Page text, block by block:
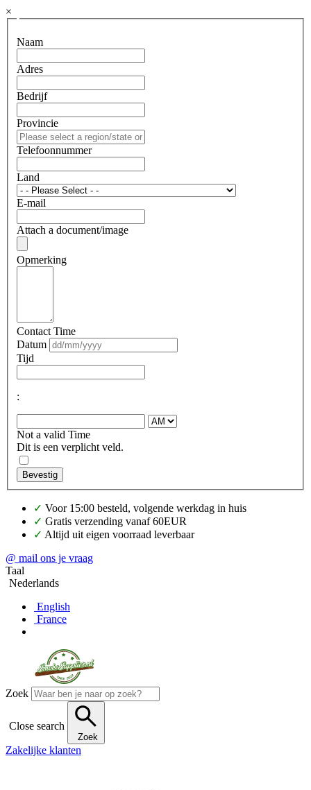
×
Naam
Adres
Bedrijf
Provincie
Telefoonnummer
Land
E-mail
Attach a document/image
Opmerking
Contact Time
Datum
Tijd
:
Not a valid Time
Dit is een verplicht veld.
Bevestig
✓ Voor 15:00 besteld, volgende werkdag in huis
✓ Gratis verzending vanaf 60EUR
✓ Altijd uit eigen voorraad leverbaar
@ mail ons je vraag
Taal
Nederlands
English
France
Zoek
Close search
Zoek
Zakelijke klanten